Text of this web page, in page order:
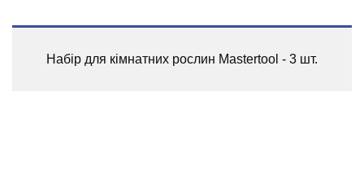
Набір для кімнатних рослин Mastertool - 3 шт.